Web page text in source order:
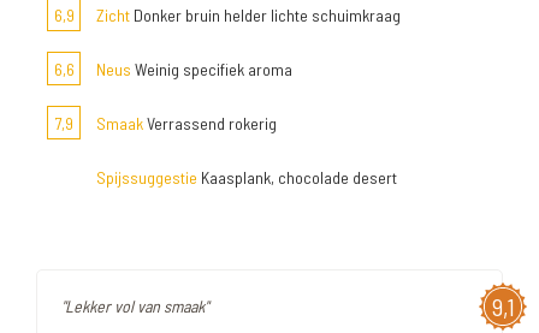
6,9 Zicht Donker bruin helder lichte schuimkraag
6,6 Neus Weinig specifiek aroma
7,9 SmaakVerrassend rokerig
Spijssuggestie Kaasplank, chocolade desert
9,1
"Lekker vol van smaak"